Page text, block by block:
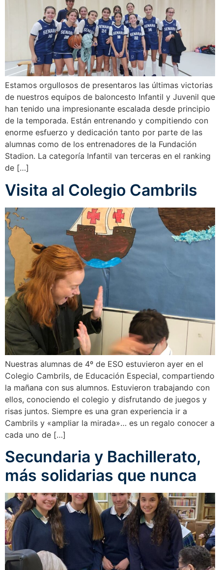
Estamos orgullosos de presentaros las últimas victorias
de nuestros equipos de baloncesto Infantil y Juvenil que
han tenido una impresionante escalada desde principio
de la temporada. Están entrenando y compitiendo con
enorme esfuerzo y dedicación tanto por parte de las
alumnas como de los entrenadores de la Fundación
Stadion. La categoría Infantil van terceras en el ranking
de […]
Visita al Colegio Cambrils
Nuestras alumnas de 4º de ESO estuvieron ayer en el
Colegio Cambrils, de Educación Especial, compartiendo
la mañana con sus alumnos. Estuvieron trabajando con
ellos, conociendo el colegio y disfrutando de juegos y
risas juntos. Siempre es una gran experiencia ir a
Cambrils y «ampliar la mirada»… es un regalo conocer a
cada uno de […]
Secundaria y Bachillerato,
más solidarias que nunca